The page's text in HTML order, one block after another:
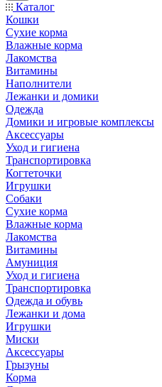
Каталог
Кошки
Сухие корма
Влажные корма
Лакомства
Витамины
Наполнители
Лежанки и домики
Одежда
Домики и игровые комплексы
Аксессуары
Уход и гигиена
Транспортировка
Когтеточки
Игрушки
Собаки
Сухие корма
Влажные корма
Лакомства
Витамины
Амуниция
Уход и гигиена
Транспортировка
Одежда и обувь
Лежанки и дома
Игрушки
Миски
Аксессуары
Грызуны
Корма